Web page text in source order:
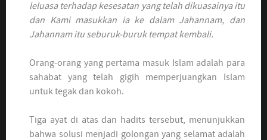
leluasa terhadap kesesatan yang telah dikuasainya itu
dan Kami masukkan ia ke dalam Jahannam, dan
Jahannam itu seburuk-buruk tempat kembali.
Orang-orang yang pertama masuk Islam adalah para
sahabat yang telah gigih memperjuangkan Islam
untuk tegak dan kokoh.
Tiga ayat di atas dan hadits tersebut, menunjukkan
bahwa solusi menjadi golongan yang selamat adalah